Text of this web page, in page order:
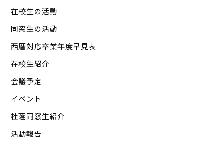
在校生の活動
同窓生の活動
西暦対応卒業年度早見表
在校生紹介
会議予定
イベント
杜蔭同窓生紹介
活動報告